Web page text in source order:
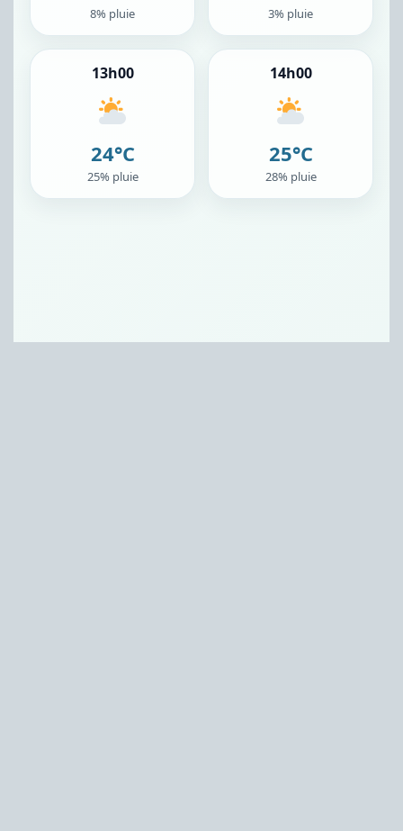
8% pluie 3% pluie
13h00
24°C
25% pluie
14h00
25°C
28% pluie